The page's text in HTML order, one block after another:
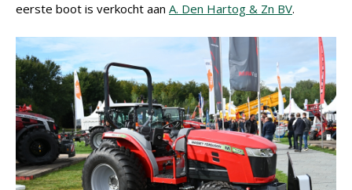
eerste boot is verkocht aan A. Den Hartog & Zn BV.